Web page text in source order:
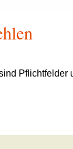
Pflichtfelder